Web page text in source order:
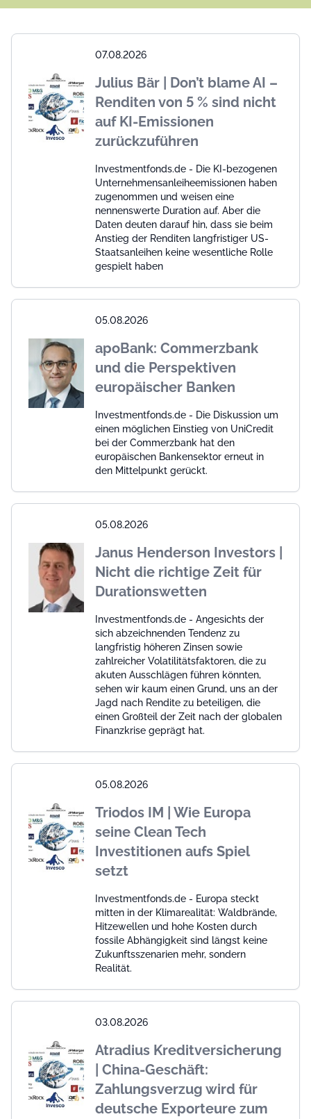
07.08.2026
Julius Bär | Don’t blame AI –
Renditen von 5 % sind nicht
auf KI-Emissionen
zurückzuführen
Investmentfonds.de - Die KI-bezogenen
Unternehmensanleiheemissionen haben
zugenommen und weisen eine
nennenswerte Duration auf. Aber die
Daten deuten darauf hin, dass sie beim
Anstieg der Renditen langfristiger US-
Staatsanleihen keine wesentliche Rolle
gespielt haben
05.08.2026
apoBank: Commerzbank
und die Perspektiven
europäischer Banken
Investmentfonds.de - Die Diskussion um
einen möglichen Einstieg von UniCredit
bei der Commerzbank hat den
europäischen Bankensektor erneut in
den Mittelpunkt gerückt.
05.08.2026
Janus Henderson Investors |
Nicht die richtige Zeit für
Durationswetten
Investmentfonds.de - Angesichts der
sich abzeichnenden Tendenz zu
langfristig höheren Zinsen sowie
zahlreicher Volatilitätsfaktoren, die zu
akuten Ausschlägen führen könnten,
sehen wir kaum einen Grund, uns an der
Jagd nach Rendite zu beteiligen, die
einen Großteil der Zeit nach der globalen
Finanzkrise geprägt hat.
05.08.2026
Triodos IM | Wie Europa
seine Clean Tech
Investitionen aufs Spiel
setzt
Investmentfonds.de - Europa steckt
mitten in der Klimarealität: Waldbrände,
Hitzewellen und hohe Kosten durch
fossile Abhängigkeit sind längst keine
Zukunftsszenarien mehr, sondern
Realität.
03.08.2026
Atradius Kreditversicherung
| China-Geschäft:
Zahlungsverzug wird für
deutsche Exporteure zum